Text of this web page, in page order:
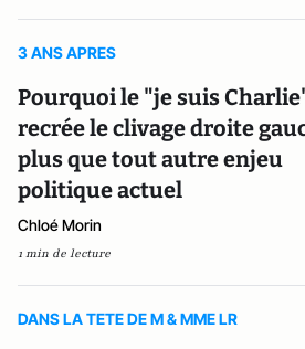
3 ANS APRES
Pourquoi le "je suis
recrée le clivage droite
plus que tout autre enjeu
politique actuel
Chloé Morin
1 min de lecture
DANS LA TETE DE M & MME LR